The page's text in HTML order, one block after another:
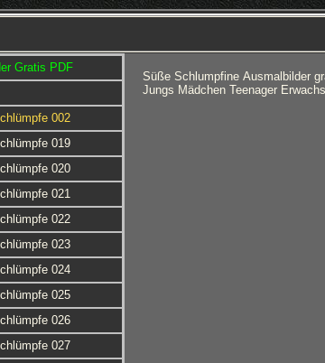
Gratis PDF
002
019
020
021
022
023
024
025
026
027
Süße Schlumpfine Ausmalbilder
Jungs Mädchen Teenager